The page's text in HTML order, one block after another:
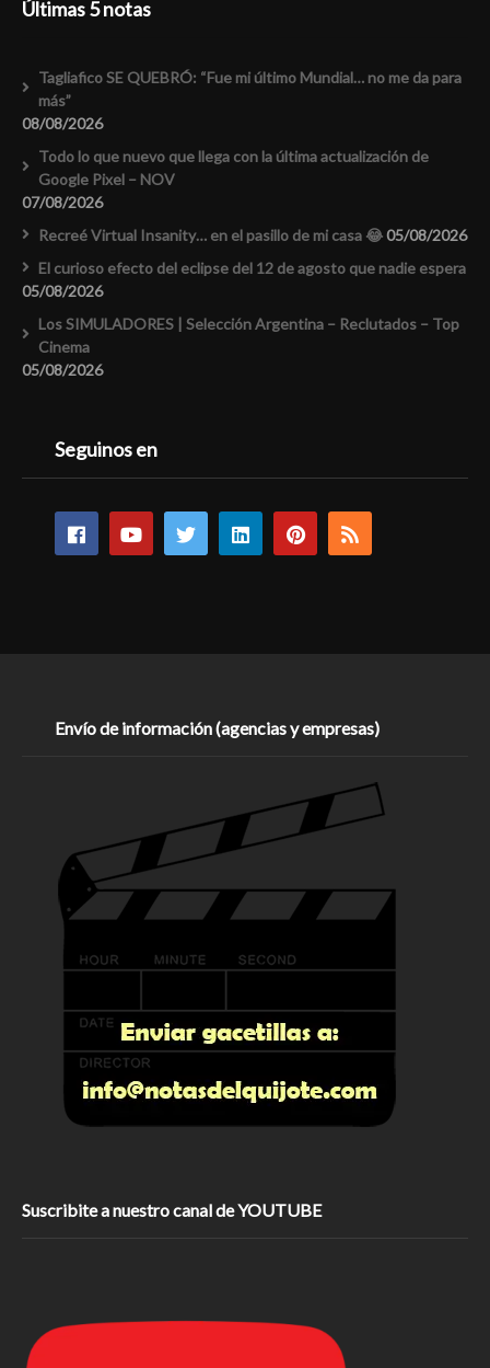
Últimas 5 notas
Tagliafico SE QUEBRÓ: “Fue mi último Mundial… no me da para
más”
08/08/2026
Todo lo que nuevo que llega con la última actualización de
Google Pixel – NOV
07/08/2026
Recreé Virtual Insanity… en el pasillo de mi casa 😂05/08/2026
El curioso efecto del eclipse del 12 de agosto que nadie espera
05/08/2026
Los SIMULADORES | Selección Argentina – Reclutados – Top
Cinema
05/08/2026
Seguinos en
Envío de información (agencias y empresas)
Suscribite a nuestro canal de YOUTUBE